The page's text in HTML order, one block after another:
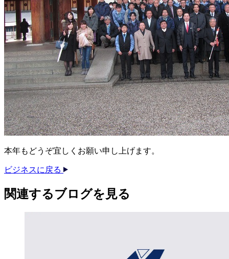
本年もどうぞ宜しくお願い申し上げます。
ビジネスに戻る
関連する​ブログを​見る​